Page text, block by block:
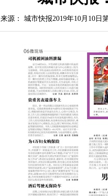
来源： 城市快报2019年10月10日